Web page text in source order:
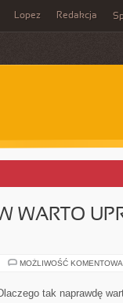
Lopez Redakcja
WARTO
MOŻLIWOŚĆ
tak naprawdę